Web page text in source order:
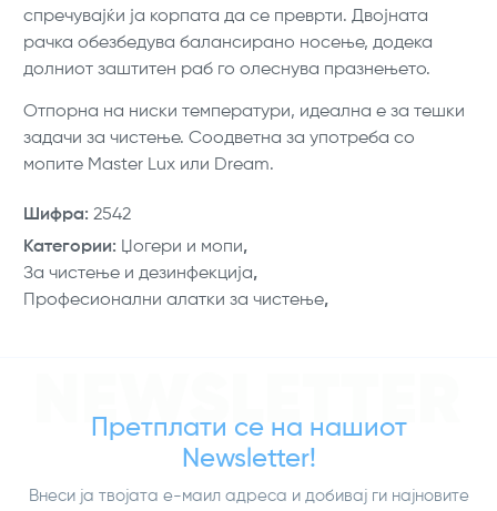
спречувајќи ја корпата да се преврти. Двојната
рачка обезбедува балансирано носење, додека
долниот заштитен раб го олеснува празнењето.
Отпорна на ниски температури, идеална е за тешки
задачи за чистење. Соодветна за употреба со
мопите Master Lux или Dream.
Шифра: 2542
Категории: Џогери и мопи,
За чистење и дезинфекција,
Професионални алатки за чистење,
NEWSLETTER
Претплати се на нашиот
Newsletter!
Внеси ја твојата е-маил адреса и добивај ги најновите